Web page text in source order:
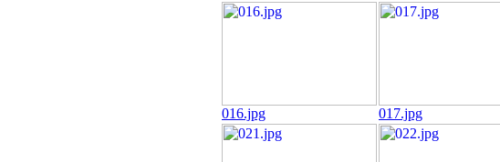
016.jpg 017.jpg